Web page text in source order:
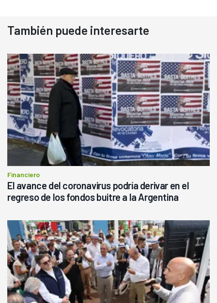
También puede interesarte
Financiero
El avance del coronavirus podría derivar en el
regreso de los fondos buitre a la Argentina